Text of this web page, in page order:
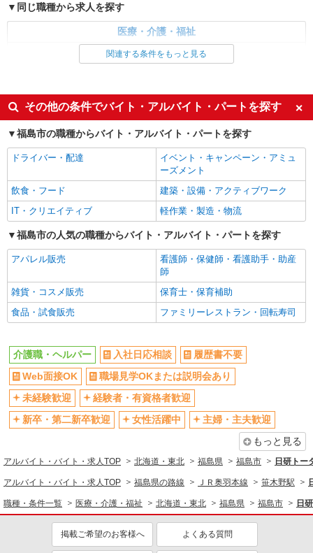
キープ
株式会社kotrio /●SD-H-2066259
時給1350円〜2062円 ＜日払い有/週払い有/交
通費全支給(ガソリン代含む)＞
福島市 最寄り駅：福島
詳細を見る
派遣社員
株式会社kotrio /●SD-H-1975144
福島市｜日払いOK！日収1万円超え×サ高住ス
時給1350円〜2062円 ＜日払い有/週払い有/交
通費全支給(ガソリン代含む)＞
福島市内 最寄り駅：福島
キープ 詳細を見る
派遣社員
株式会社kotrio /●SD-H-1909137
福島市*デイでの生活補助☆新たなスキルを身
につけて長く働く♪
時給1350円〜2062円 ＜日払い有/週払い有/交
通費全支給(ガソリン代含む)＞
キープ 詳細を見る
派遣社員
株式会社kotrio /●SD-H-1993213
福島市｜シニア向けマンションで夜勤専従＊暮
同じ職種から求人を探す
医療・介護・福祉
未経験歓迎
ミドル（40代～）活躍中
週2～3日勤務OK
深夜
交通費支給
社会保険あり
関連する条件をもっと見る
その他の条件でバイト・アルバイト・パートを探す
福島市の職種からバイト・アルバイト・パートを探す
ドライバー・配達
イベント・キャンペーン・アミュ
ーズメント
飲食・フード
建築・設備・アクティブワーク
IT・クリエイティブ
軽作業・製造・物流
福島市の人気の職種からバイト・アルバイト・パートを探す
アパレル販売
看護師・保健師・看護助手・助産
師
雑貨・コスメ販売
保育士・保育補助
食品・試食販売
ファミリーレストラン・回転寿司
介護職・ヘルパー 入社日応相談
履歴書不要
Web面接OK
職場見学OKまたは説明会あり
未経験歓迎
経験者・有資格者歓迎
新卒・第二新卒歓迎
女性活躍中
主婦・主夫歓迎
もっと見る
アルバイト・バイト・求人TOP 北海道・東北 福島県 福島市 日研トー
アルバイト・バイト・求人TOP 福島県の路線 ＪＲ奥羽本線 笹木野駅
職種・条件一覧 医療・介護・福祉 北海道・東北 福島県 福島市 日
掲載ご希望のお客様へ よくある質問